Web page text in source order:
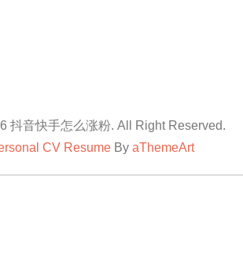
抖音快手怎么涨粉. All Right Reserved.
CV ResumeBy aThemeArt